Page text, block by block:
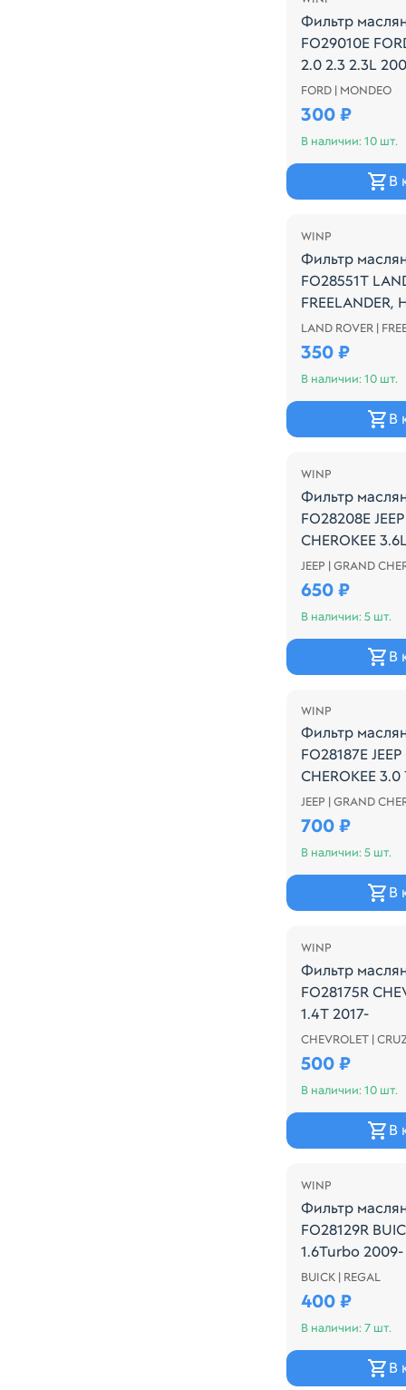
Фильтр
FO29010E
2.0 2.3 2.3L
FORD | MONDEO
300 ₽
В наличии: 10 шт.
В
WINP
Фильтр
FO28551T
FREELANDER,
H3T 3.7L
LAND ROVER |
350 ₽
В наличии: 10 шт.
В
WINP
Фильтр
FO28208E
CHEROKEE
JEEP | GRAND
650 ₽
В наличии: 5 шт.
В
WINP
Фильтр
FO28187E
CHEROKEE
JEEP | GRAND
700 ₽
В наличии: 5 шт.
В
WINP
Фильтр
FO28175R
1.4T 2017-
CHEVROLET |
500 ₽
В наличии: 10 шт.
В
WINP
Фильтр
FO28129R
1.6Turbo 2009-
BUICK | REGAL
400 ₽
В наличии: 7 шт.
В